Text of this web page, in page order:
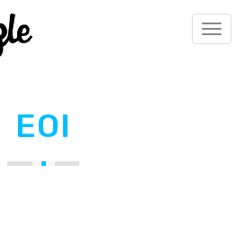
EOI